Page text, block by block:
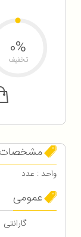
0%
تخفیف
واحد : عدد
عمومی
گارانتی